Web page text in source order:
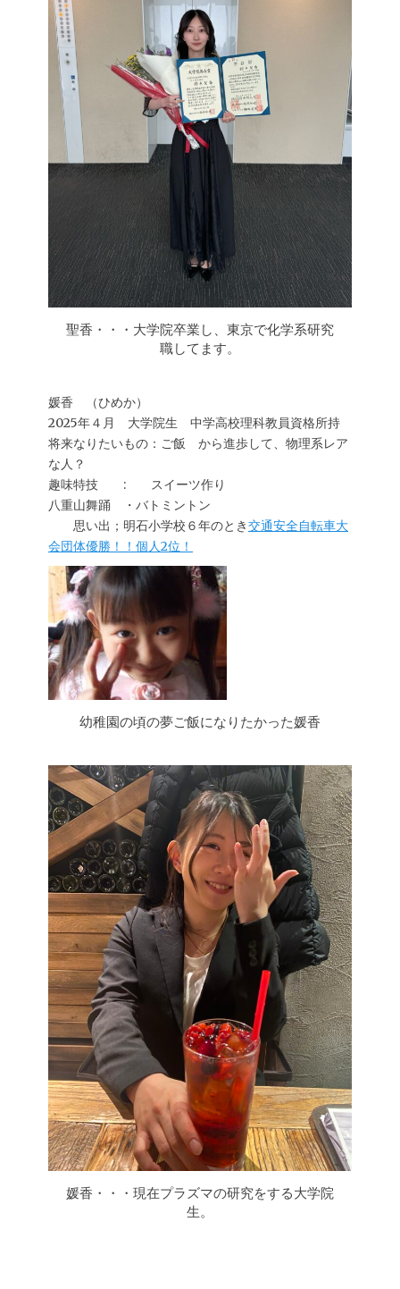
聖香・・・大学院卒業し、東京で化学系研究
職してます。
媛香 （ひめか）
2025年４月 大学院生 中学高校理科教員資格所持
将来なりたいもの：ご飯 から進歩して、物理系レア
な人？
趣味特技 : スイーツ作り
八重山舞踊 ・バトミントン
思い出；明石小学校６年のとき交通安全自転車大
会団体優勝！！個人2位！
幼稚園の頃の夢ご飯になりたかった媛香
媛香・・・現在プラズマの研究をする大学院
生。